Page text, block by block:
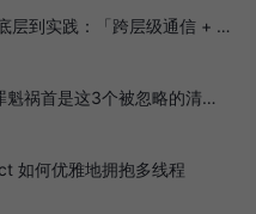
React Context 与自定义 Hook 从底层到实践：「跨层级通信 + 副作用封装」全解析
我排查了一个React内存泄漏——罪魁祸首是这3个被忽略的清理函数
如何优雅地拥抱多线程